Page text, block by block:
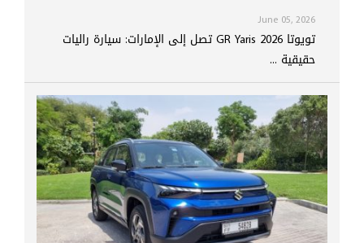
June 05, 2026
تويوتا GR Yaris 2026 تصل إلى الإمارات: سيارة راليات
حقيقية ...